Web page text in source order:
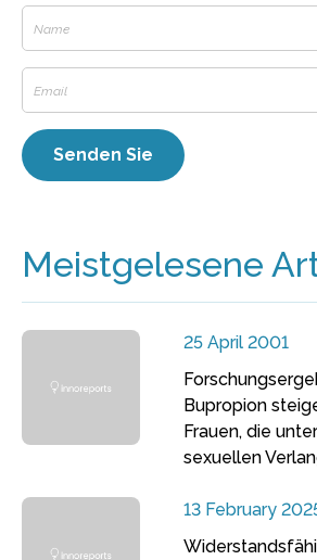
Meistgelesene
25 April 2001
Bupropion
Frauen, die
sexuellen
13 February